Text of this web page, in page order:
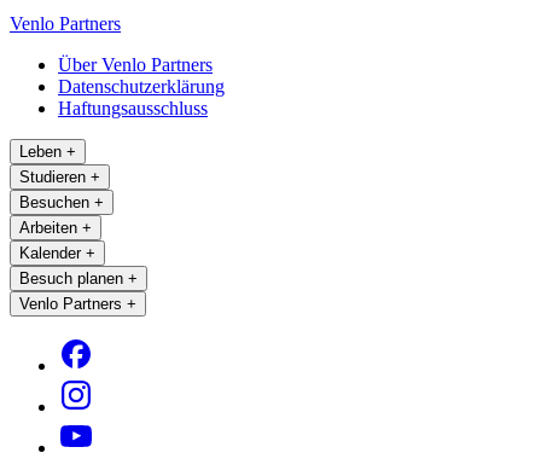
Venlo Partners
Über Venlo Partners
Datenschutzerklärung
Haftungsausschluss
Leben +
Studieren +
Besuchen +
Arbeiten +
Kalender +
Besuch planen +
Venlo Partners +